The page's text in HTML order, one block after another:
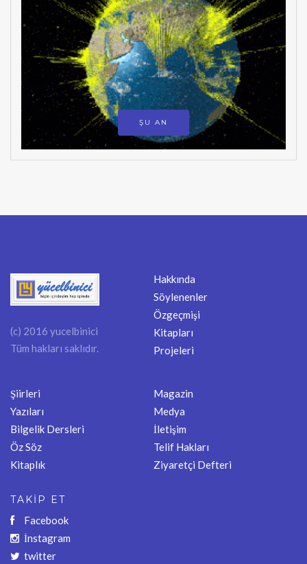
ŞU AN
(c) 2016 yucelbinici
Tüm hakları saklıdır.
Hakkında
Söylenenler
Özgeçmişi
Kitapları
Projeleri
Şiirleri
Yazıları
Bilgelik Dersleri
Öz Söz
Kitaplık
Magazin
Medya
İletişim
Telif Hakları
Ziyaretçi Defteri
TAKİP ET
Facebook
İnstagram
twitter